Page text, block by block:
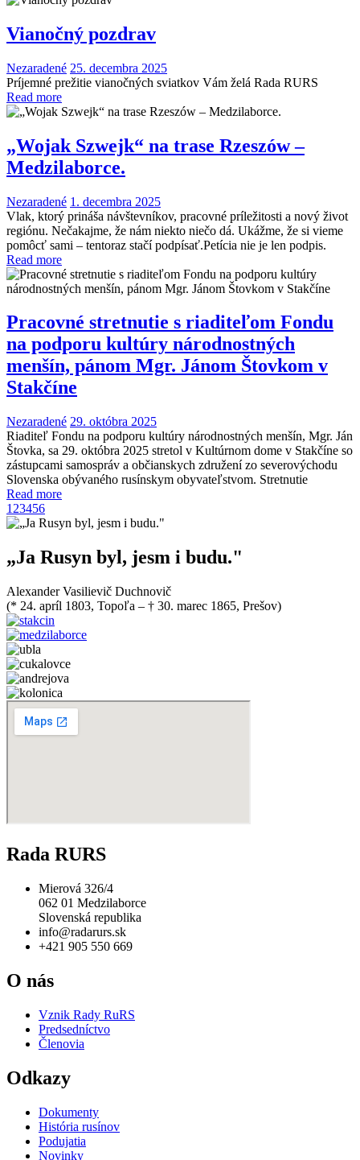
Vianočný pozdrav
Nezaradené 25. decembra 2025
Príjemné prežitie vianočných sviatkov Vám želá Rada RURS
Read more
„Wojak Szwejk“ na trase Rzeszów –
Medzilaborce.
Nezaradené 1. decembra 2025
Vlak, ktorý prináša návštevníkov, pracovné príležitosti a nový život
regiónu. Nečakajme, že nám niekto niečo dá. Ukážme, že si vieme
pomôcť sami – tentoraz stačí podpísať.Petícia nie je len podpis.
Read more
Pracovné stretnutie s riaditeľom Fondu
na podporu kultúry národnostných
menšín, pánom Mgr. Jánom Štovkom v
Stakčíne
Nezaradené 29. októbra 2025
Riaditeľ Fondu na podporu kultúry národnostných menšín, Mgr. Ján
Štovka, sa 29. októbra 2025 stretol v Kultúrnom dome v Stakčíne so
zástupcami samospráv a občianskych združení zo severovýchodu
Slovenska obývaného rusínskym obyvateľstvom. Stretnutie
Read more
1 23456
„Ja Rusyn byl, jesm i budu."
Alexander Vasilievič Duchnovič
(* 24. apríl 1803, Topoľa – † 30. marec 1865, Prešov)
Rada RURS
Mierová 326/4
062 01 Medzilaborce
Slovenská republika
info@radarurs.sk
+421 905 550 669
O nás
Vznik Rady RuRS
Predsedníctvo
Členovia
Odkazy
Dokumenty
História rusínov
Podujatia
Novinky